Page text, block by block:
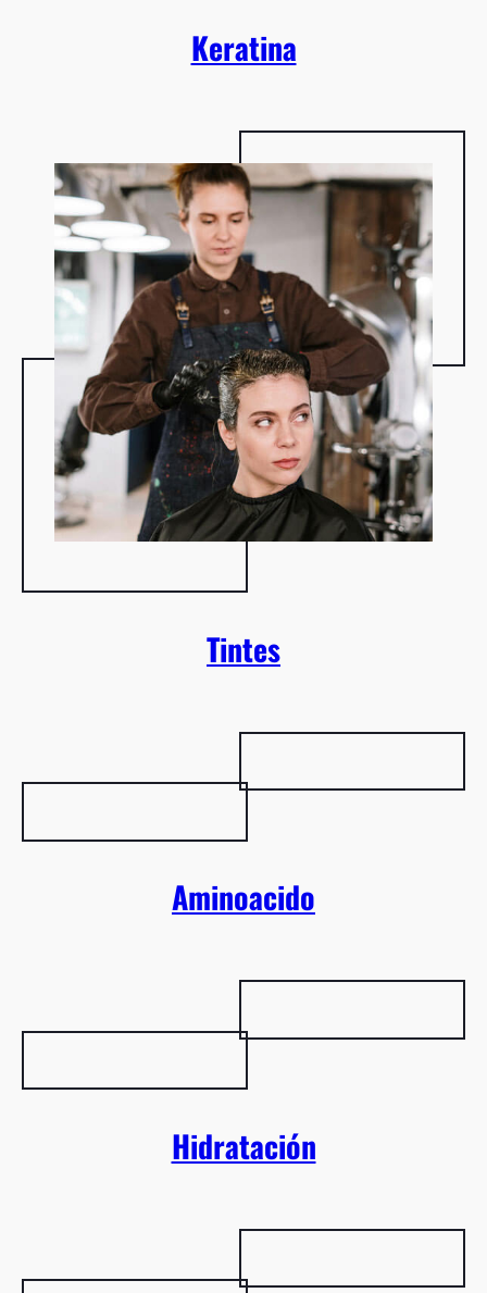
Keratina
Tintes
Aminoacido
Hidratación